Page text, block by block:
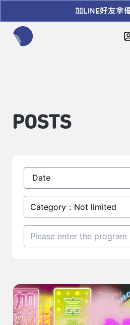
加LINE好友拿
POSTS
Category：Not limited
怎麼總留遺憾的《愛滋味》｜
味》